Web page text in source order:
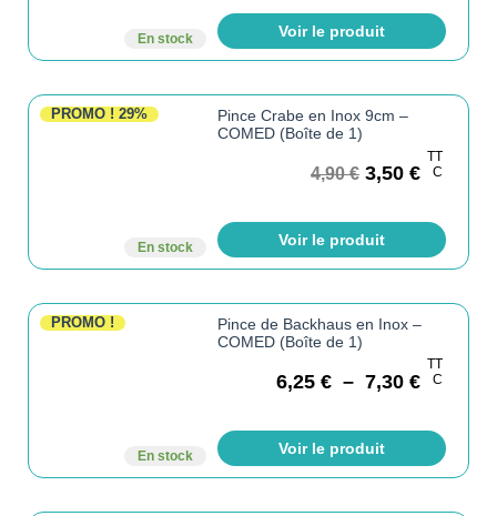
En stock Voir le produit
PROMO ! 29%
En stock
Pince Crabe en Inox 9cm –
COMED (Boîte de 1)
4,90€ 3,50 €
TT
C
Voir le produit
PROMO !
En stock
Pince de Backhaus en Inox –
COMED (Boîte de 1)
6,25 € – 7,30 €
TT
C
Voir le produit